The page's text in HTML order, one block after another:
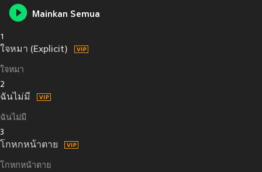
Mainkan Semua
1
ใจหมา (Explicit)
ใจหมา
2
ฉันไม่มี
ฉันไม่มี
3
โกหกหน้าตาย
โกหกหน้าตาย